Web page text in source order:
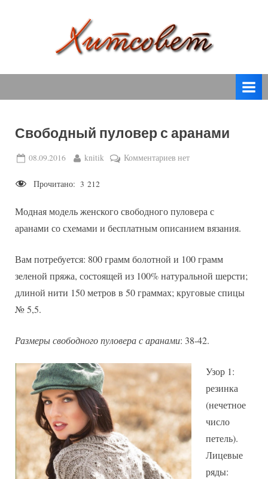
т
о
в
спицами,
крючком,
вязаные
модели
с
схемами.
Свободный пуловер с аранами
Posted
08.09.2016 By
knitik Комментариевк
с
аранами
нет
Прочитано: 3 212
Модная модель женского свободного пуловера с
аранами со схемами и бесплатным описанием вязания.
Вам потребуется: 800 грамм болотной и 100 грамм
зеленой пряжа, состоящей из 100% натуральной шерсти;
длиной нити 150 метров в 50 граммах; круговые спицы
№ 5,5.
Размеры свободного пуловера с аранами: 38-42.
Узор 1:
резинка
(нечетное
число
петель).
Лицевые
ряды: